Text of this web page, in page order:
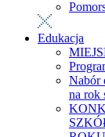
Edukacja
Nabór
na rok